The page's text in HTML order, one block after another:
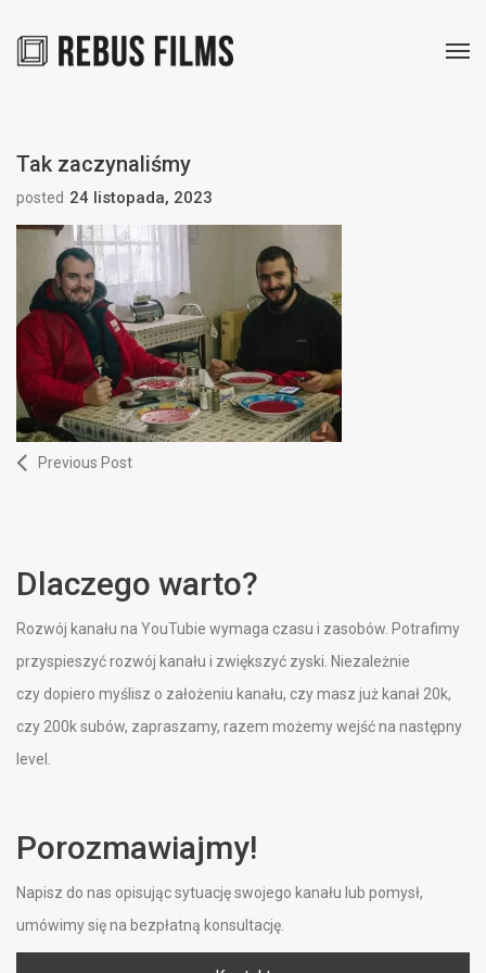
Tak zaczynaliśmy
posted 24 listopada, 2023
Previous Post
Dlaczego warto?
Rozwój kanału na YouTubie wymaga czasu i zasobów. Potrafimy
przyspieszyć rozwój kanału i zwiększyć zyski. Niezależnie
czy dopiero myślisz o założeniu kanału, czy masz już kanał 20k,
czy 200k subów, zapraszamy, razem możemy wejść na następny
level.
Porozmawiajmy!
Napisz do nas opisując sytuację swojego kanału lub pomysł,
umówimy się na bezpłatną konsultację.